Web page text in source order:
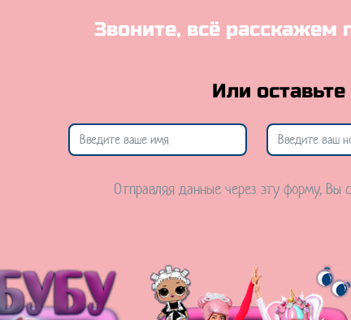
Звоните, всё расскажем
Или
Отправляя данные через эту форму, Вы